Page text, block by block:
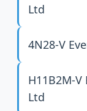
Ltd
4N28-V
H11B2M-V
Ltd